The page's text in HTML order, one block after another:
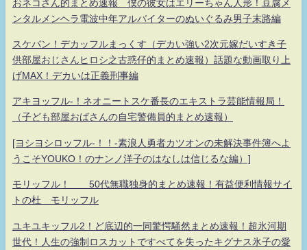
おネコさん的まとめ速報 僕の彼女はエリーちゃん人形！豆腐メ
ンタルメンヘラ電波中年アルバイターのぬいぐるみ男子末路編
スケバン！デカッフルまっくす（デカい強い2次元嫁だいすき子
供部屋おじさんヒロシ之古惑仔的まとめ速報）話題な動画取り上
げMAX！デカいは正義刑事編
アキヨッフル-！ネオニートスケ番長のエキストラ芸能情報局！
（子ども部屋おばさんの自宅警備員的まとめ速報）
[ヨシヨシロッフル-！！-素浪人勇者カツオンの未解決事件簿へよ
うこそYOUKO！のナンノ洋子のはなしは信じるな編）]
モリッフル！ 50代無職独身的まとめ速報！有益便利情報サイ
トの杜 モリッフル
ユキユキッフル2！ど底辺的一同驚愕騒然まとめ速報！超氷河期
世代！人生の強制ロスカットですべてを失ったキグナス氷子の愛